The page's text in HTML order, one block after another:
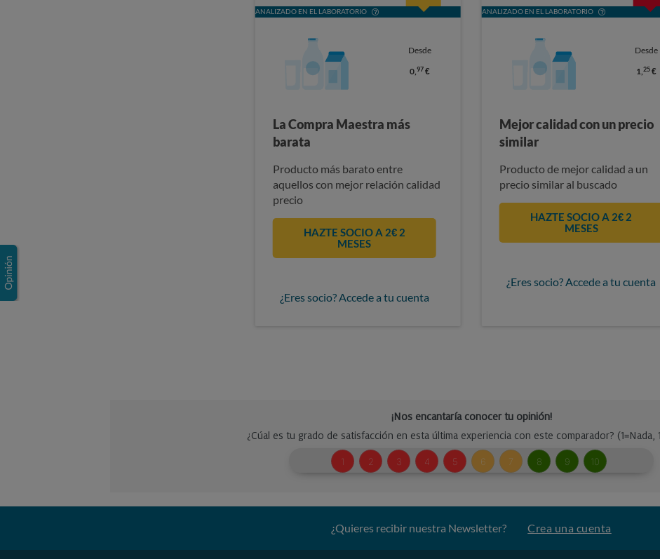
ANALIZADO EN EL LABORATORIO
Desde
0,97€
La Compra Maestra más
barata
Producto más barato entre
aquellos con mejor relación calidad
precio
HAZTE SOCIO A 2€ 2
MESES
¿Eres socio? Accede a tu cuenta
ANALIZADO EN EL LABORATORIO
Desde
1,25€
Mejor calidad con un precio
similar
Producto de mejor calidad a un
precio similar al buscado
HAZTE SOCIO A 2€ 2
MESES
¿Eres socio? Accede a tu cuenta
¿Quieres recibir nuestra Newsletter? Crea una cuenta